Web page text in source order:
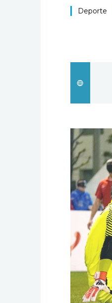
Deporte